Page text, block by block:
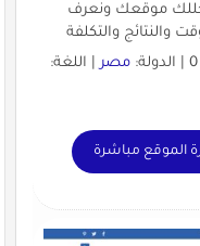
موقعك ونعرف
والتكلفة
مصر| اللغة:
الموقع مباشرة